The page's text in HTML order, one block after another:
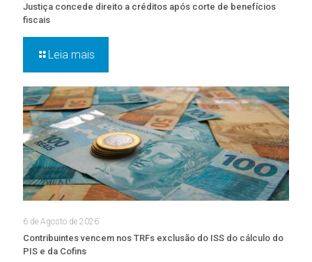
Justiça concede direito a créditos após corte de benefícios
fiscais
Leia mais
6 de Agosto de 2026
Contribuintes vencem nos TRFs exclusão do ISS do cálculo do
PIS e da Cofins